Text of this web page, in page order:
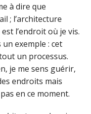
à dire que
; l’architecture
l’endroit où je vis.
exemple : cet
un processus.
je me sens guérir,
endroits mais
en ce moment.